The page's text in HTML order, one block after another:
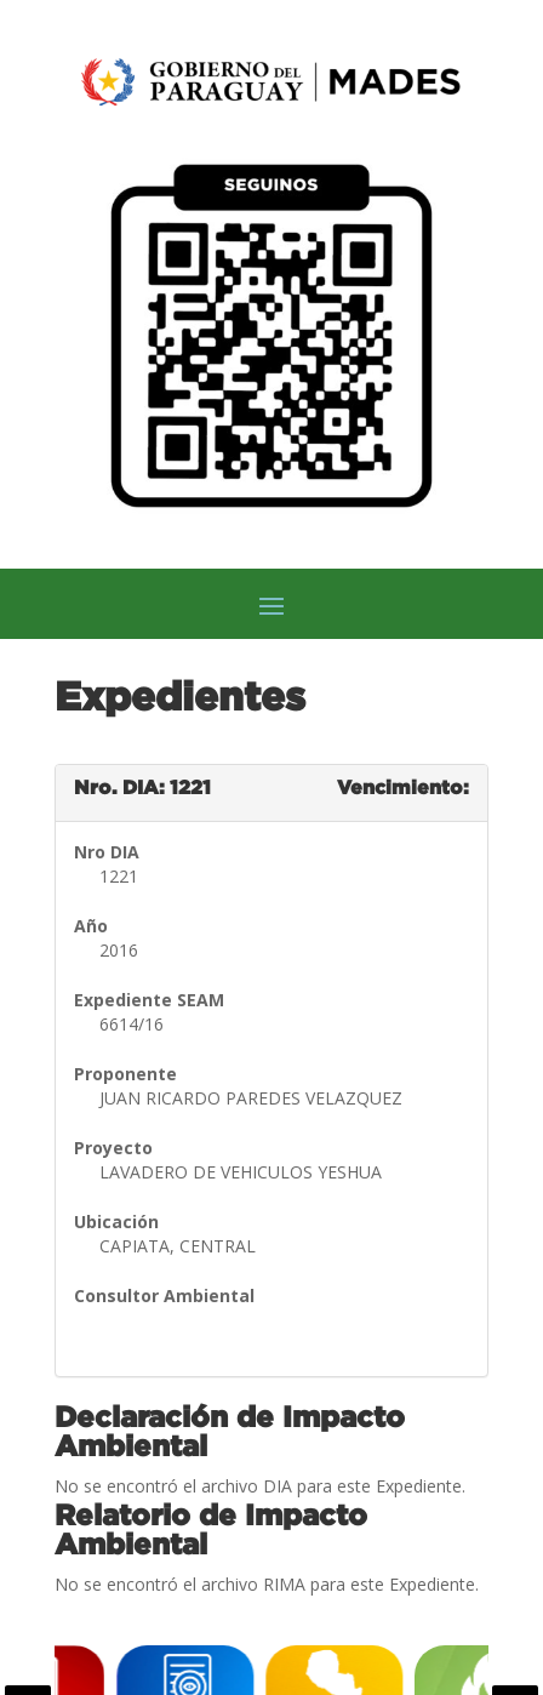
Expedientes
Nro. DIA: 1221 Vencimiento:
Nro DIA
1221
Año
2016
Expediente SEAM
6614/16
Proponente
JUAN RICARDO PAREDES VELAZQUEZ
Proyecto
LAVADERO DE VEHICULOS YESHUA
Ubicación
CAPIATA, CENTRAL
Consultor Ambiental
Declaración de Impacto
Ambiental
No se encontró el archivo DIA para este Expediente.
Relatorio de Impacto
Ambiental
No se encontró el archivo RIMA para este Expediente.